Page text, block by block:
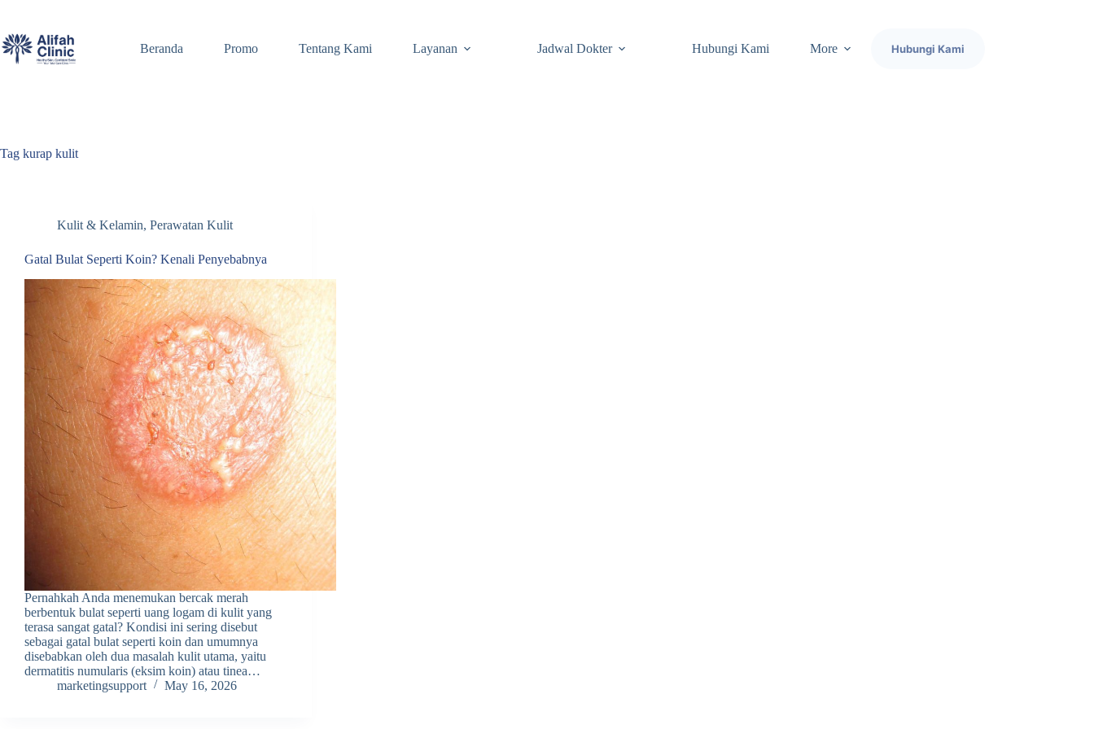
content
Beranda
Promo Tentang Kami Layanan Jadwal Dokter Hubungi Kami More Hubungi Kami
Tag kurap kulit
Kulit & Kelamin, Perawatan Kulit
Gatal Bulat Seperti Koin? Kenali Penyebabnya
Pernahkah Anda menemukan bercak merah
berbentuk bulat seperti uang logam di kulit yang
terasa sangat gatal? Kondisi ini sering disebut
sebagai gatal bulat seperti koin dan umumnya
disebabkan oleh dua masalah kulit utama, yaitu
dermatitis numularis (eksim koin) atau tinea…
marketingsupport
May 16, 2026